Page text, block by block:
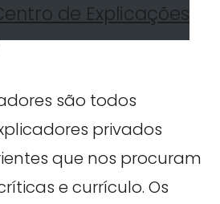
de Explicações
são todos
privados
que nos procuram
e currículo. Os